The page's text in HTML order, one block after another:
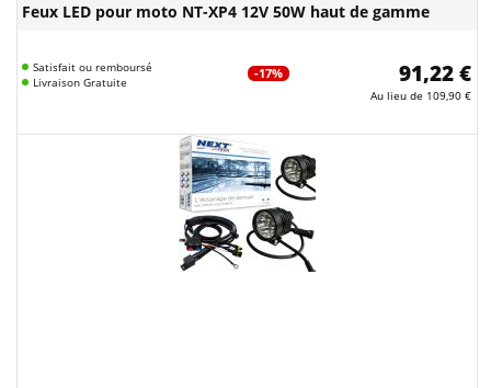
Feux LED pour moto NT-XP4 12V 50W haut de gamme
Satisfait ou remboursé
Livraison Gratuite
-17% 91,22 €
Au lieu de 109,90 €